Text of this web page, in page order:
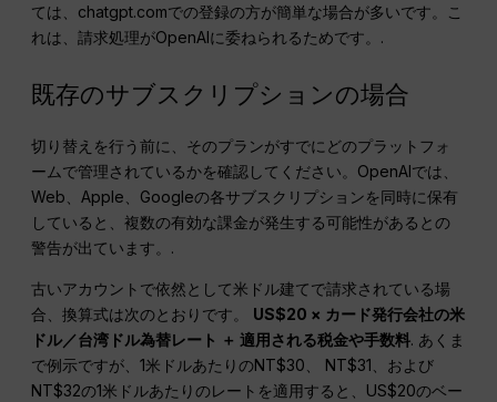
ては、chatgpt.comでの登録の方が簡単な場合が多いです。こ
れは、請求処理がOpenAIに委ねられるためです。.
既存のサブスクリプションの場合
切り替えを行う前に、そのプランがすでにどのプラットフォ
ームで管理されているかを確認してください。OpenAIでは、
Web、Apple、Googleの各サブスクリプションを同時に保有
していると、複数の有効な課金が発生する可能性があるとの
警告が出ています。.
古いアカウントで依然として米ドル建てで請求されている場
合、換算式は次のとおりです。 US$20 × カード発行会社の米
ドル／台湾ドル為替レート ＋ 適用される税金や手数料. あくま
で例示ですが、1米ドルあたりのNT$30、 NT$31、および
NT$32の1米ドルあたりのレートを適用すると、US$20のベー